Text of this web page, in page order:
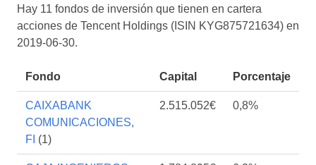
Hay 11 fondos de inversión que tienen en cartera
acciones de Tencent Holdings (ISIN KYG875721634) en
2019-06-30.
Fondo Capital Porcentaje
CAIXABANK
COMUNICACIONES,
FI (1)
2.515.052€ 0,8%